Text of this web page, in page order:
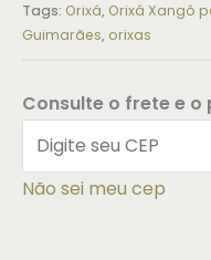
Tags: Orixá, Orixá Xangô
Guimarães, orixas
Consulte o frete e
Não sei meu cep